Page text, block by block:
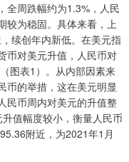
全周跌幅约为1.3%，人民
较为稳固。具体来看，上
续创年内新低。在美元指
币对美元升值，人民币对
图表1）。从内部因素来
币的举措，这在美元明显
民币周内对美元的升值整
值幅度较小，衡量人民币
附近，为2021年1月